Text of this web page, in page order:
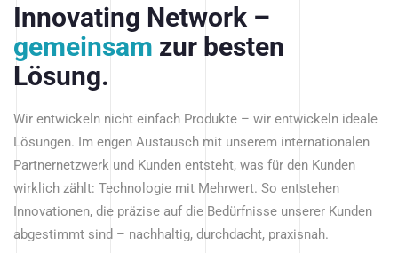
Innovating Network –
gemeinsam zur besten
Lösung.
Wir entwickeln nicht einfach Produkte – wir entwickeln ideale
Lösungen. Im engen Austausch mit unserem internationalen
Partnernetzwerk und Kunden entsteht, was für den Kunden
wirklich zählt: Technologie mit Mehrwert. So entstehen
Innovationen, die präzise auf die Bedürfnisse unserer Kunden
abgestimmt sind – nachhaltig, durchdacht, praxisnah.